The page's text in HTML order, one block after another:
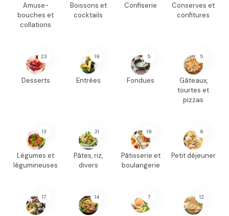
Amuse-
bouches et
collations
Boissons et
cocktails
Confiserie
Conserves et
confitures
23
Desserts
19
Entrées
5
Fondues
5
Gâteaux,
tourtes et
pizzas
13
Légumes et
légumineuses
21
Pâtes, riz,
divers
19
Pâtisserie et
boulangerie
8
Petit déjeuner
17 14 7 12